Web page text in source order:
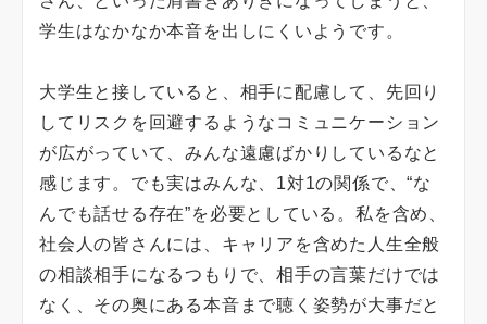
学生はなかなか本音を出しにくいようです。
大学生と接していると、相手に配慮して、先回り
してリスクを回避するようなコミュニケーション
が広がっていて、みんな遠慮ばかりしているなと
感じます。でも実はみんな、1対1の関係で、“な
んでも話せる存在”を必要としている。私を含め、
社会人の皆さんには、キャリアを含めた人生全般
の相談相手になるつもりで、相手の言葉だけでは
なく、その奥にある本音まで聴く姿勢が大事だと